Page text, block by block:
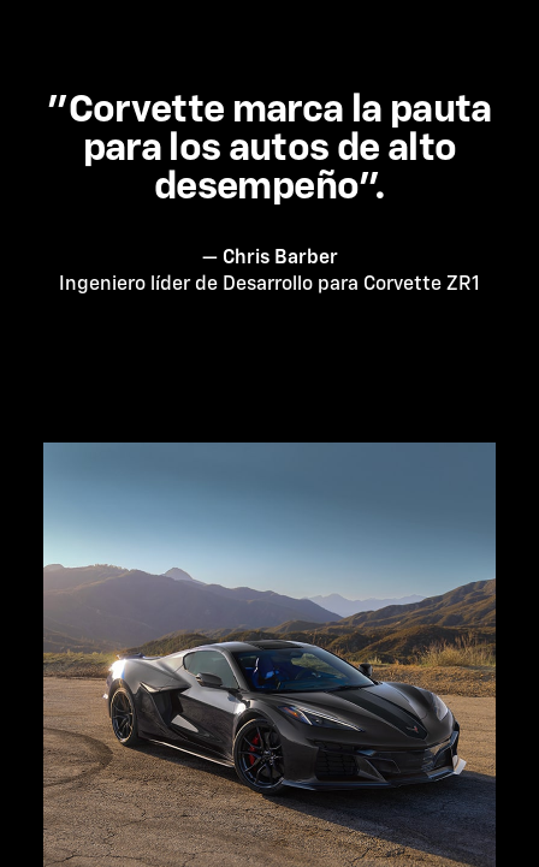
"Corvette marca la pauta
para los autos de alto
desempeño".
— Chris Barber
Ingeniero líder de Desarrollo para Corvette ZR1